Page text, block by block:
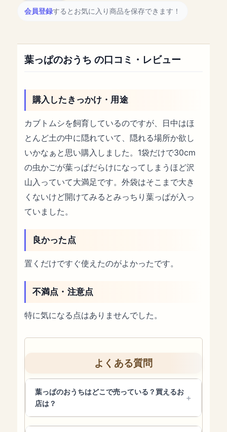
会員登録するとお気に入り商品を保存できます！
葉っぱのおうち の口コミ・レビュー
購入したきっかけ・用途
カブトムシを飼育しているのですが、日中はほ
とんど土の中に隠れていて、隠れる場所か欲し
いかなぁと思い購入しました。1袋だけで30cm
の虫かごが葉っぱだらけになってしまうほど沢
山入っていて大満足です。外袋はそこまで大き
くないけど開けてみるとみっちり葉っぱが入っ
ていました。
良かった点
置くだけですぐ使えたのがよかったです。
不満点・注意点
特に気になる点はありませんでした。
よくある質問
葉っぱのおうちはどこで売っている？買えるお
店は？